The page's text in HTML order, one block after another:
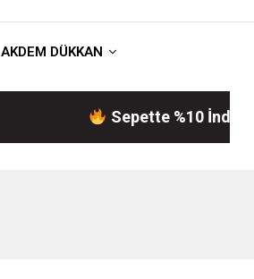
AKDEM DÜKKAN
Sepette %10 İndirim! |